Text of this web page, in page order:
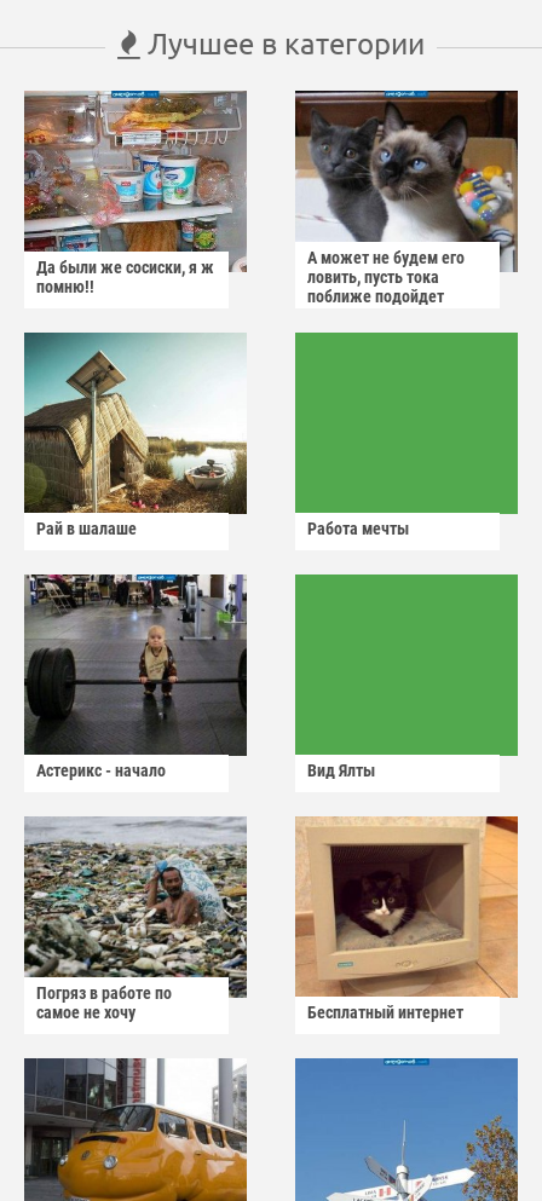
Лучшее в категории
Да были же сосиски, я ж
помню!!
А может не будем его
ловить, пусть тока
поближе подойдет
Рай в шалаше Работа мечты
Астерикс - начало Вид Ялты
Погряз в работе по
самое не хочу
Бесплатный интернет